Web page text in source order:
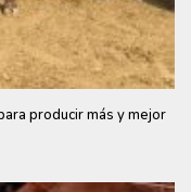
producir más y mejor